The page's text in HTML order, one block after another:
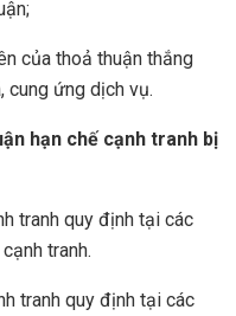
của thoả thuận thắng
cung ứng dịch vụ.
hạn chế cạnh tranh bị
tranh quy định tại các
tranh.
tranh quy định tại các